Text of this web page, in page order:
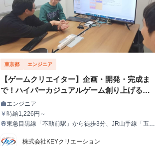
東京都 エンジニア
【ゲームクリエイター】企画・開発・完成ま
で！ハイパーカジュアルゲーム創り上げる実
践型インターン
職種
workエンジニア
給与
currency_yen時給1,226円～
最寄駅
train東急目黒線「不動前駅」から徒歩3分、JR山手線「五反
株式会社KEYクリエーション